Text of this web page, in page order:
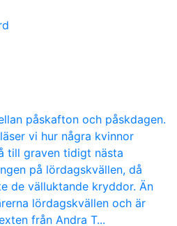
påskafton och påskdagen.
vi hur några kvinnor
till graven tidigt nästa
på lördagskvällen, då
de välluktande kryddor. Än
lördagskvällen och är
från Andra T...